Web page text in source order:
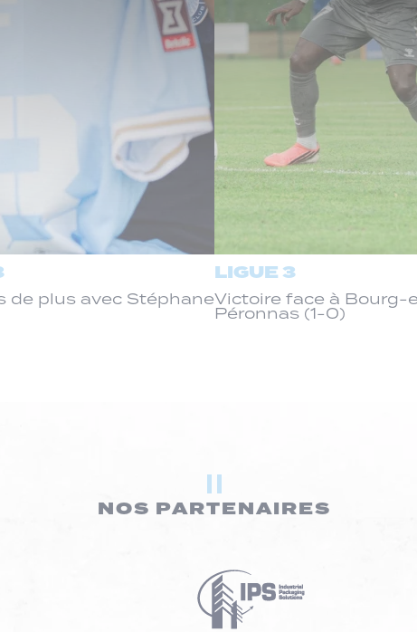
de plus avec Stéphane
LIGUE 3
Victoire face à Bourg-
Péronnas (1-0)
NOS PARTENAIRES